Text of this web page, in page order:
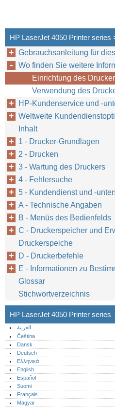
GE
HP LaserJet 4050 Printer series
Gebrauchsanleitung für
Wo finden Sie weitere
Einrichtung des
Verwendung des
HP-Kundenservice und -
Weltweite
Inhalt
1 - Drucker-Grundlagen
2 - Drucken
3 - Wartung des Druckers
4 - Fehlersuche
5 - Kundendienst und -
A - Technische Angaben
B - Menüs des Bedienfelds
C - Druckerspeicher und
Druckerspeiche
D - Druckerbefehle
E - Informationen zu
Glossar
Stichwortverzeichnis
HP LaserJet 4050 Printer series
العربية
Čeština
Dansk
Deutsch
Ελληνικά
English
Español
Suomi
Français
Magyar